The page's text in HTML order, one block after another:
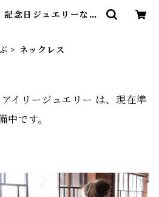
念日ジュエリーなら
ネックレス
イリージュエリー は、現在準
中です。